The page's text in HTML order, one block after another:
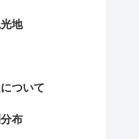
地
ついて
布